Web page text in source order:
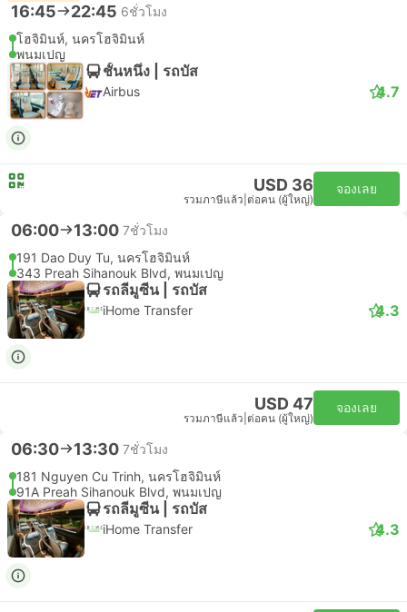
16:45 22:45 6ชั่วโมง
โฮจิมินห์, นครโฮจิมินห์
พนมเปญ
ชั้นหนึ่ง | รถบัส
Airbus 4.7
USD 36
รวมภาษีแล้ว ต่อคน (ผู้ใหญ่)
จองเลย
06:00 13:00 7ชั่วโมง
191 Dao Duy Tu, นครโฮจิมินห์
343 Preah Sihanouk Blvd, พนมเปญ
รถลีมูซีน | รถบัส
iHome Transfer 4.3
USD 47
รวมภาษีแล้ว ต่อคน (ผู้ใหญ่)
จองเลย
06:30 13:30 7ชั่วโมง
181 Nguyen Cu Trinh, นครโฮจิมินห์
91A Preah Sihanouk Blvd, พนมเปญ
รถลีมูซีน | รถบัส
iHome Transfer 4.3